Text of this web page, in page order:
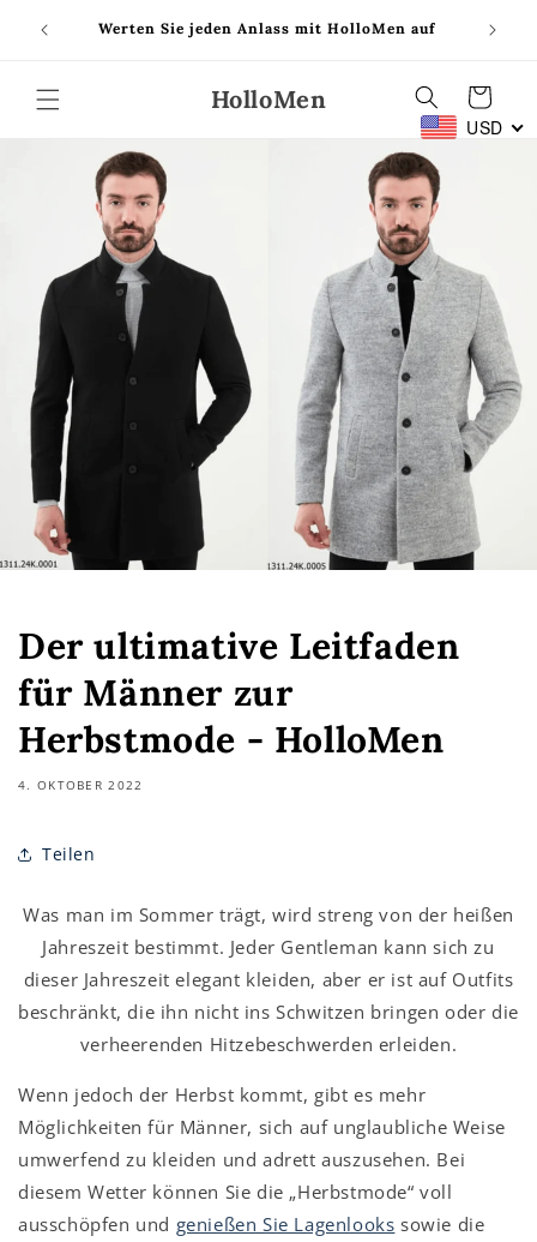
zum
Werten Sie jeden Anlass mit HolloMen auf
Hören
sich
HolloMen Warenkorb
USD
Der ultimative Leitfaden
für Männer zur
Herbstmode - HolloMen
4. OKTOBER 2022
Teilen
Was man im Sommer trägt, wird streng von der heißen
Jahreszeit bestimmt. Jeder Gentleman kann sich zu
dieser Jahreszeit elegant kleiden, aber er ist auf Outfits
beschränkt, die ihn nicht ins Schwitzen bringen oder die
verheerenden Hitzebeschwerden erleiden.
Wenn jedoch der Herbst kommt, gibt es mehr
Möglichkeiten für Männer, sich auf unglaubliche Weise
umwerfend zu kleiden und adrett auszusehen. Bei
diesem Wetter können Sie die „Herbstmode“ voll
ausschöpfen und genießen Sie Lagenlooks sowie die